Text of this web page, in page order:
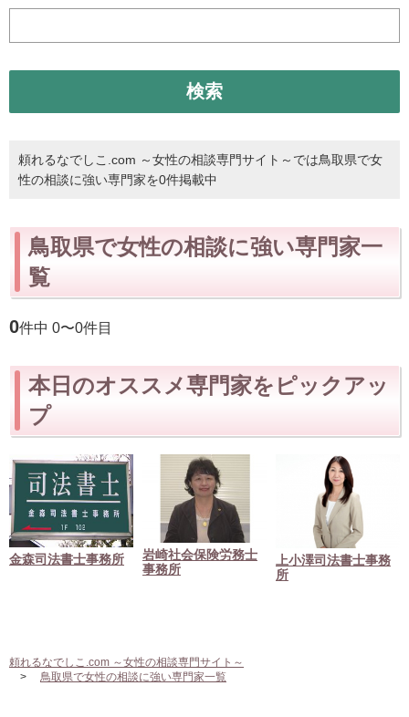
検索
頼れるなでしこ.com ～女性の相談専門サイト～では鳥取県で女
性の相談に強い専門家を0件掲載中
鳥取県で女性の相談に強い専門家一
覧
0件中 0〜0件目
本日のオススメ専門家をピックアッ
プ
金森司法書士事務所
岩崎社会保険労務士
事務所
上小澤司法書士事務
所
頼れるなでしこ.com ～女性の相談専門サイト～
鳥取県で女性の相談に強い専門家一覧